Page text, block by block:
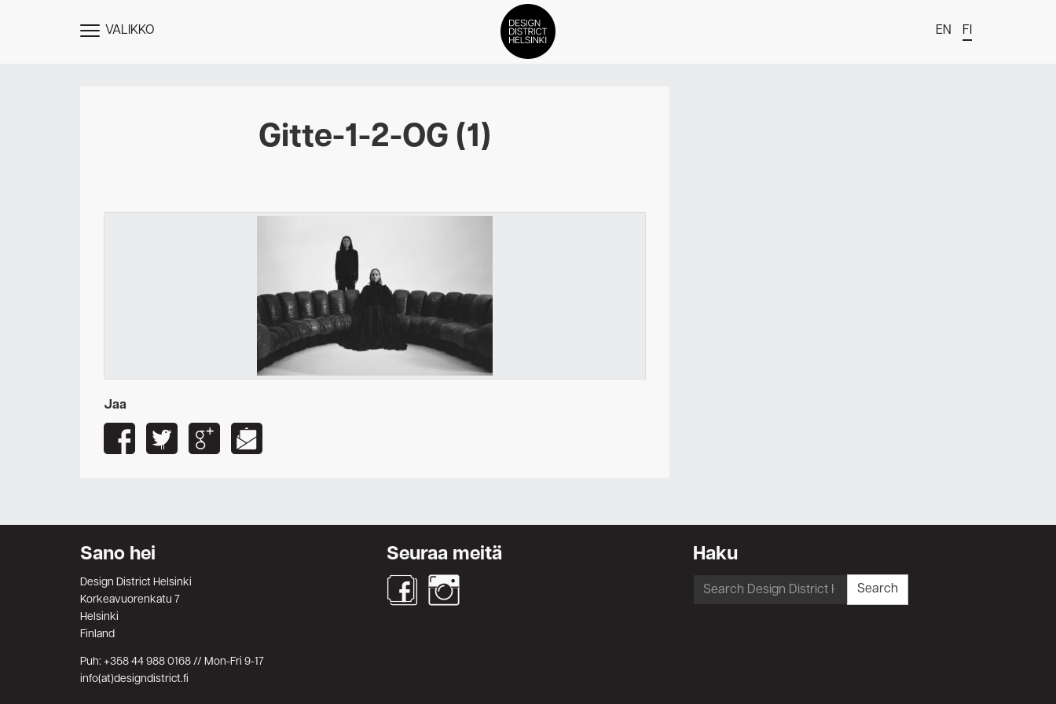
NÄYTÄVALIKKO EN FI
Jäsenet
Uutiset
Meistä
Design District Helsingin jäsenyydestä
Ota yhteyttä
Gitte-1-2-OG (1)
Jaa
Sano hei
Design District Helsinki
Korkeavuorenkatu 7
Helsinki
Finland
Puh: +358 44 988 0168 // Mon-Fri 9-17
info(at)designdistrict.fi
Seuraa meitä Haku
Search
Search